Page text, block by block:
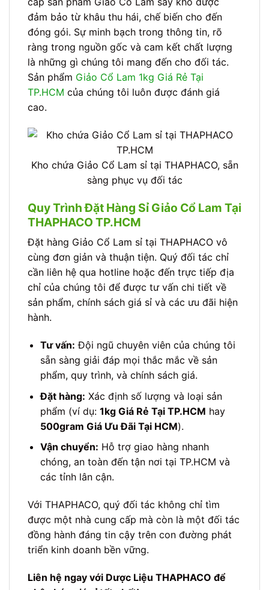
đảm bảo từ khâu thu hái, chế biến cho đến
đóng gói. Sự minh bạch trong thông tin, rõ
ràng trong nguồn gốc và cam kết chất lượng
là những gì chúng tôi mang đến cho đối tác.
Sản phẩm Giảo Cổ Lam 1kg Giá Rẻ Tại
TP.HCM của chúng tôi luôn được đánh giá
cao.
Kho chứa Giảo Cổ Lam sỉ tại THAPHACO, sẵn
sàng phục vụ đối tác
Quy Trình Đặt Hàng Sỉ Giảo Cổ Lam Tại
THAPHACO TP.HCM
Đặt hàng Giảo Cổ Lam sỉ tại THAPHACO vô
cùng đơn giản và thuận tiện. Quý đối tác chỉ
cần liên hệ qua hotline hoặc đến trực tiếp địa
chỉ của chúng tôi để được tư vấn chi tiết về
sản phẩm, chính sách giá sỉ và các ưu đãi hiện
hành.
Tư vấn: Đội ngũ chuyên viên của chúng tôi
sẵn sàng giải đáp mọi thắc mắc về sản
phẩm, quy trình, và chính sách giá.
Đặt hàng: Xác định số lượng và loại sản
phẩm (ví dụ: 1kg Giá Rẻ Tại TP.HCM hay
500gram Giá Ưu Đãi Tại HCM).
Vận chuyển: Hỗ trợ giao hàng nhanh
chóng, an toàn đến tận nơi tại TP.HCM và
các tỉnh lân cận.
Với THAPHACO, quý đối tác không chỉ tìm
được một nhà cung cấp mà còn là một đối tác
đồng hành đáng tin cậy trên con đường phát
triển kinh doanh bền vững.
Liên hệ ngay với Dược Liệu THAPHACO để